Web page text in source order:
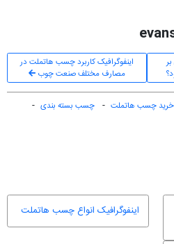
اینفوگرافیک کاربرد چسب هاتملت در
مصارف مختلف صنعت چوب
خرید چسب هاتملت
چسب بسته بندی
اینفوگرافیک انواع چسب هاتملت